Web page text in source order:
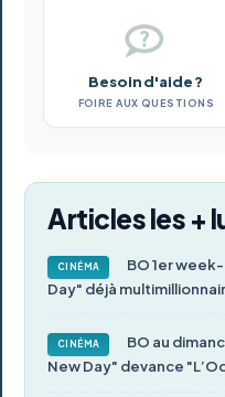
Besoin d'aide ?
FOIRE AUX QUESTIONS
Articles les +
CINÉMA
BO 1er
Day" déjà
CINÉMA
BO au
New Day" devance